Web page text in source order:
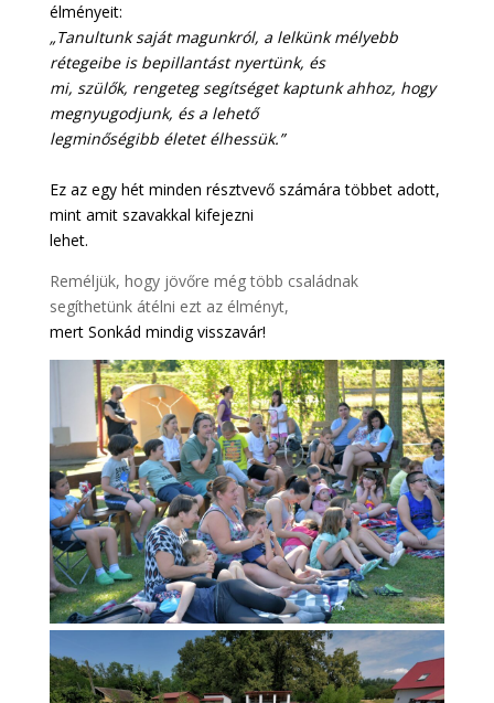
élményeit:
„Tanultunk saját magunkról, a lelkünk mélyebb
rétegeibe is bepillantást nyertünk, és
mi, szülők, rengeteg segítséget kaptunk ahhoz, hogy
megnyugodjunk, és a lehető
legminőségibb életet élhessük.”
Ez az egy hét minden résztvevő számára többet adott,
mint amit szavakkal kifejezni
lehet.
Reméljük, hogy jövőre még több családnak
segíthetünk átélni ezt az élményt,
mert Sonkád mindig visszavár!